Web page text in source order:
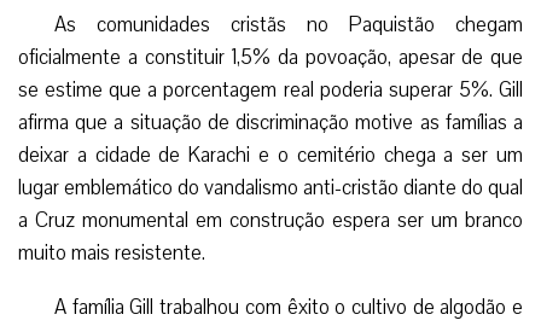
As comunidades cristãs no Paquistão chegam
oficialmente a constituir 1,5% da povoação, apesar de que
se estime que a porcentagem real poderia superar 5%. Gill
afirma que a situação de discriminação motive as famílias a
deixar a cidade de Karachi e o cemitério chega a ser um
lugar emblemático do vandalismo anti-cristão diante do qual
a Cruz monumental em construção espera ser um branco
muito mais resistente.
A família Gill trabalhou com êxito o cultivo de algodão e